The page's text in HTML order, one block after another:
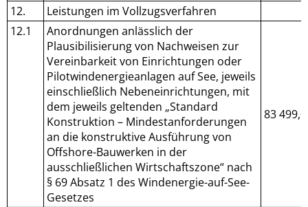
12.
Leistungen im Vollzugsverfahren
12.1
Anordnungen anlässlich der
Plausibilisierung von Nachweisen zur
Vereinbarkeit von Einrichtungen oder
Pilotwindenergieanlagen auf See, jeweils
einschließlich Nebeneinrichtungen, mit
dem jeweils geltenden „Standard
Konstruktion – Mindestanforderungen
an die konstruktive Ausführung von
Offshore-Bauwerken in der
ausschließlichen Wirtschaftszone“ nach
§ 69 Absatz 1 des Windenergie-auf-See-
Gesetzes
83